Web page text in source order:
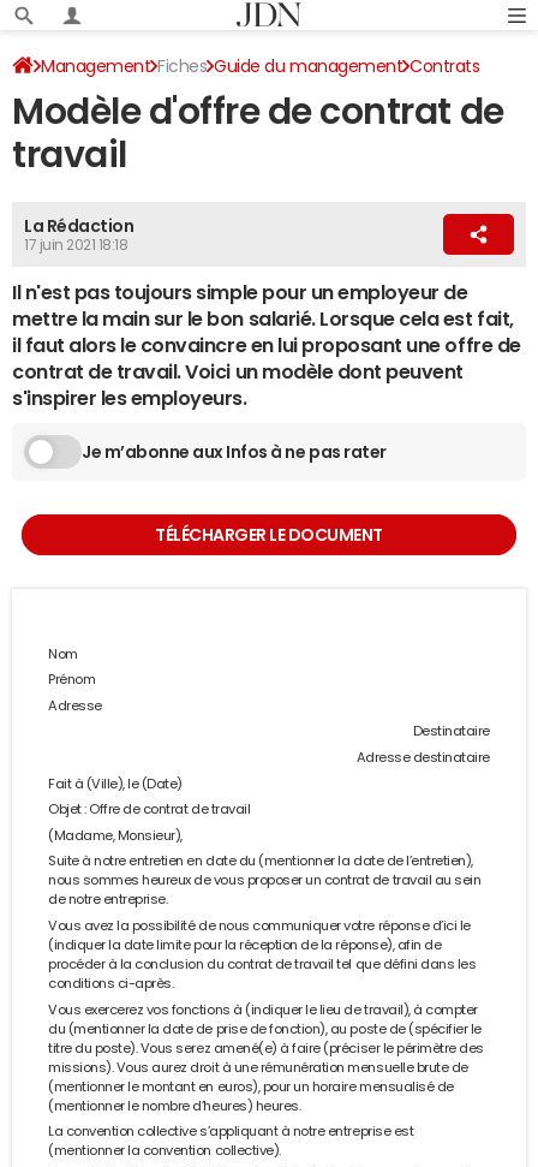
Management Fiches Guide du management Contrats
Modèle d'offre de contrat de
travail
La Rédaction
17 juin 2021 18:18
Il n'est pas toujours simple pour un employeur de
mettre la main sur le bon salarié. Lorsque cela est fait,
il faut alors le convaincre en lui proposant une offre de
contrat de travail. Voici un modèle dont peuvent
s'inspirer les employeurs.
Je m’abonne aux Infos à ne pas rater
TÉLÉCHARGER LE DOCUMENT
Nom
Prénom
Adresse
Destinataire
Adresse destinataire
Fait à (Ville), le (Date)
Objet : Offre de contrat de travail
(Madame, Monsieur),
Suite à notre entretien en date du (mentionner la date de l’entretien),
nous sommes heureux de vous proposer un contrat de travail au sein
de notre entreprise.
Vous avez la possibilité de nous communiquer votre réponse d’ici le
(indiquer la date limite pour la réception de la réponse), afin de
procéder à la conclusion du contrat de travail tel que défini dans les
conditions ci-après.
Vous exercerez vos fonctions à (indiquer le lieu de travail), à compter
du (mentionner la date de prise de fonction), au poste de (spécifier le
titre du poste). Vous serez amené(e) à faire (préciser le périmètre des
missions). Vous aurez droit à une rémunération mensuelle brute de
(mentionner le montant en euros), pour un horaire mensualisé de
(mentionner le nombre d’heures) heures.
La convention collective s’appliquant à notre entreprise est
(mentionner la convention collective).